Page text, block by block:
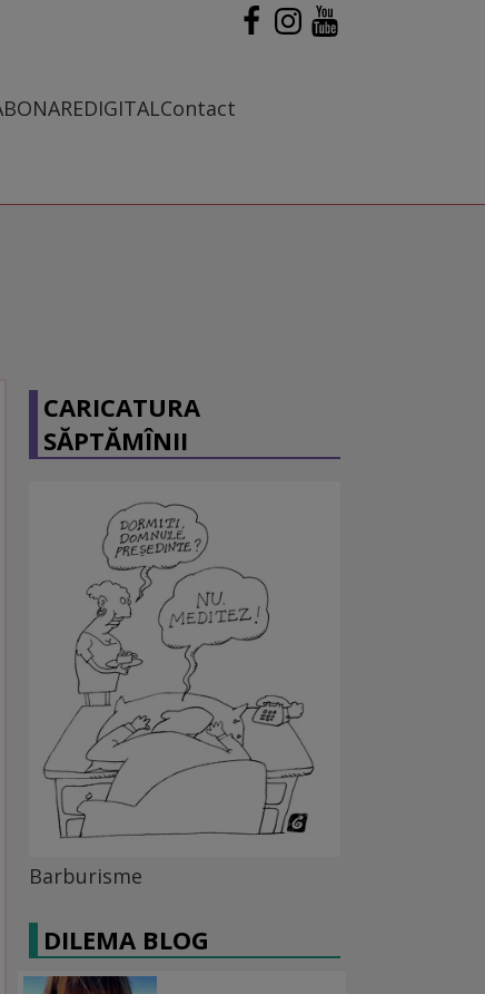
DIGITALContact
CARICATURA
SĂPTĂMÎNII
Barburisme
DILEMA BLOG